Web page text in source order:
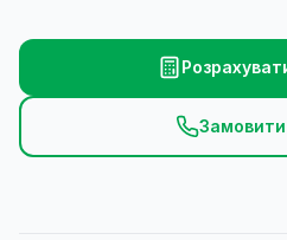
Замовити